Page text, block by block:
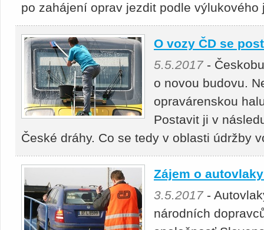
po zahájení oprav jezdit podle výlukového
O vozy ČD se
5.5.2017-
o novou budovu.
opravárenskou
Postavit ji v
České dráhy. Co se tedy v oblasti údržby
Zájem o
3.5.2017-
národních